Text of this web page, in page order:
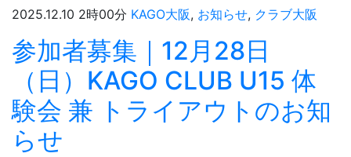
2025.12.10 2時00分 KAGO大阪, お知らせ, クラブ大阪
参加者募集｜12月28日
（日）KAGO CLUB U15 体
験会 兼 トライアウトのお知
らせ